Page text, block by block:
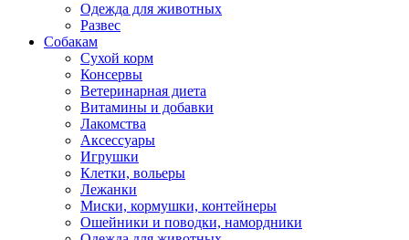
Одежда для животных
Развес
Собакам
Сухой корм
Консервы
Ветеринарная диета
Витамины и добавки
Лакомства
Аксессуары
Игрушки
Клетки, вольеры
Лежанки
Миски, кормушки, контейнеры
Ошейники и поводки, намордники